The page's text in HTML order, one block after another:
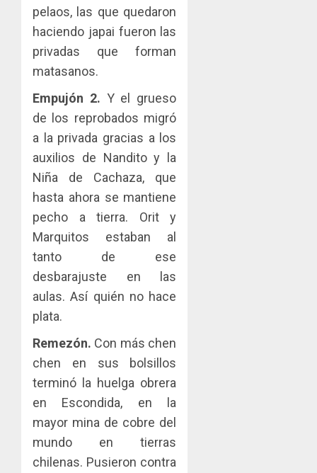
pelaos, las que quedaron
haciendo japai fueron las
privadas que forman
matasanos.
Empujón 2. Y el grueso
de los reprobados migró
a la privada gracias a los
auxilios de Nandito y la
Niña de Cachaza, que
hasta ahora se mantiene
pecho a tierra. Orit y
Marquitos estaban al
tanto de ese
desbarajuste en las
aulas. Así quién no hace
plata.
Remezón. Con más chen
chen en sus bolsillos
terminó la huelga obrera
en Escondida, en la
mayor mina de cobre del
mundo en tierras
chilenas. Pusieron contra